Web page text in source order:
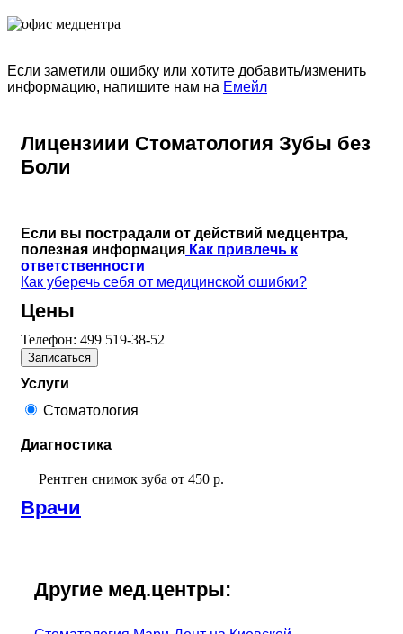
Если заметили ошибку или хотите добавить/изменить
информацию, напишите нам на Емейл
Лицензиии Стоматология Зубы без
Боли
Если вы пострадали от действий медцентра,
полезная информация Как привлечь к
ответственности
Как уберечь себя от медицинской ошибки?
Цены
Телефон: 499 519-38-52
Записаться
Услуги
Стоматология
Диагностика
Рентген снимок зуба от 450 р.
Врачи
Другие мед.центры: